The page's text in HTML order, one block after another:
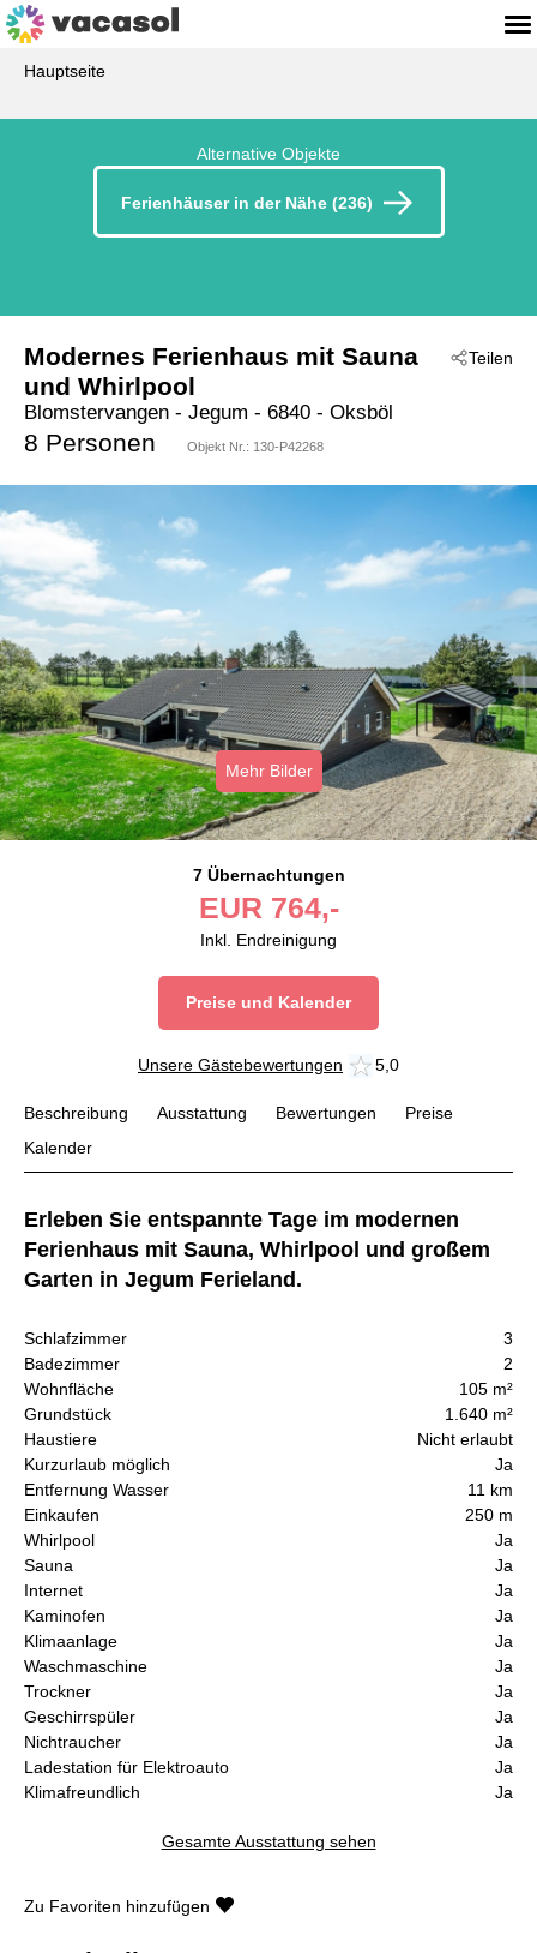
Hauptseite
Alternative Objekte
Ferienhäuser in der Nähe (236)
Teilen
Modernes Ferienhaus mit Sauna
und Whirlpool
Blomstervangen - Jegum - 6840 - Oksböl
8 Personen Objekt Nr.: 130-P42268
Mehr Bilder
7 Übernachtungen
EUR 764,-
Inkl. Endreinigung
Preise und Kalender
Unsere Gästebewertungen 5,0
Beschreibung Ausstattung Bewertungen
Preise
Kalender
Erleben Sie entspannte Tage im modernen
Ferienhaus mit Sauna, Whirlpool und großem
Garten in Jegum Ferieland.
Schlafzimmer
3
Badezimmer
2
Wohnfläche
105 m²
Grundstück
1.640 m²
Haustiere
Nicht erlaubt
Kurzurlaub möglich
Ja
Entfernung Wasser
11 km
Einkaufen
250 m
Whirlpool
Ja
Sauna
Ja
Internet
Ja
Kaminofen
Ja
Klimaanlage
Ja
Waschmaschine
Ja
Trockner
Ja
Geschirrspüler
Ja
Nichtraucher
Ja
Ladestation für Elektroauto
Ja
Klimafreundlich
Ja
Gesamte Ausstattung sehen
Zu Favoriten hinzufügen